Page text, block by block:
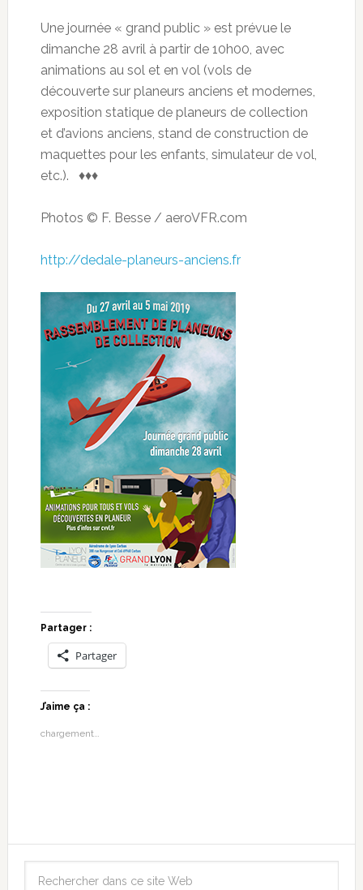
Une journée « grand public » est prévue le
dimanche 28 avril à partir de 10h00, avec
animations au sol et en vol (vols de
découverte sur planeurs anciens et modernes,
exposition statique de planeurs de collection
et d’avions anciens, stand de construction de
maquettes pour les enfants, simulateur de vol,
etc.). ♦♦♦
Photos © F. Besse / aeroVFR.com
http://dedale-planeurs-anciens.fr
Partager :
Partager
J’aime ça :
chargement…